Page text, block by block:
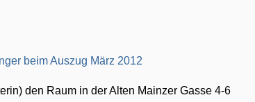
den Raum in der Alten Mainzer Gasse 4-6